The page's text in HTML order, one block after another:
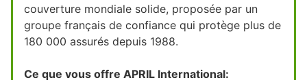
couverture mondiale solide, proposée par un
groupe français de confiance qui protège plus de
180 000 assurés depuis 1988.
Ce que vous offre APRIL International: